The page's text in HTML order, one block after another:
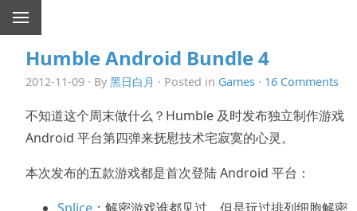
Humble Android Bundle 4
2012-11-09 · By 黑日白月 · Posted in Games · 16 Comments
不知道这个周末做什么？Humble 及时发布独立制作游戏
Android 平台第四弹来抚慰技术宅寂寞的心灵。
本次发布的五款游戏都是首次登陆 Android 平台：